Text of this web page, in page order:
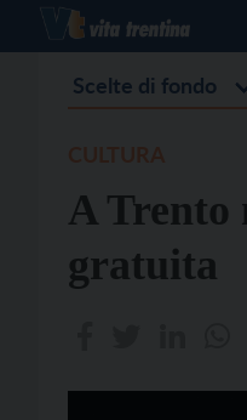
Scelte di fondo
A Trento
gratuita